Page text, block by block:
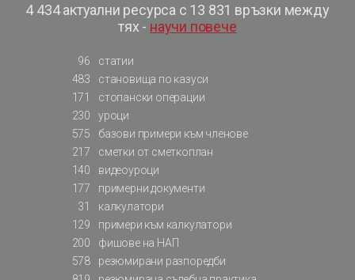
4 434 актуални ресурса с 13 831 връзки между
тях - научи повече
96
статии
483
становища по казуси
171
стопански операции
230
уроци
575
базови примери към членове
217
сметки от сметкоплан
140
видеоуроци
177
примерни документи
31
калкулатори
129
примери към калкулатори
200
фишове на НАП
578
резюмирани разпоредби